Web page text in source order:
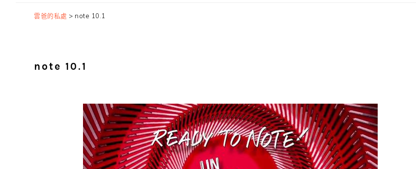
雲爸的私處 > note 10.1
note 10.1